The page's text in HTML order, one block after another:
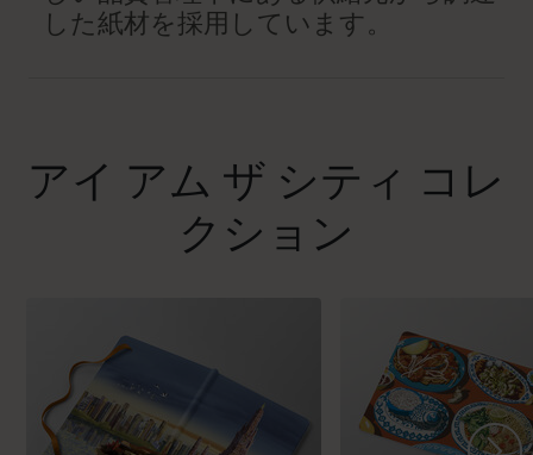
した紙材を採用しています。
アイ アム ザ シティ コレ
クション